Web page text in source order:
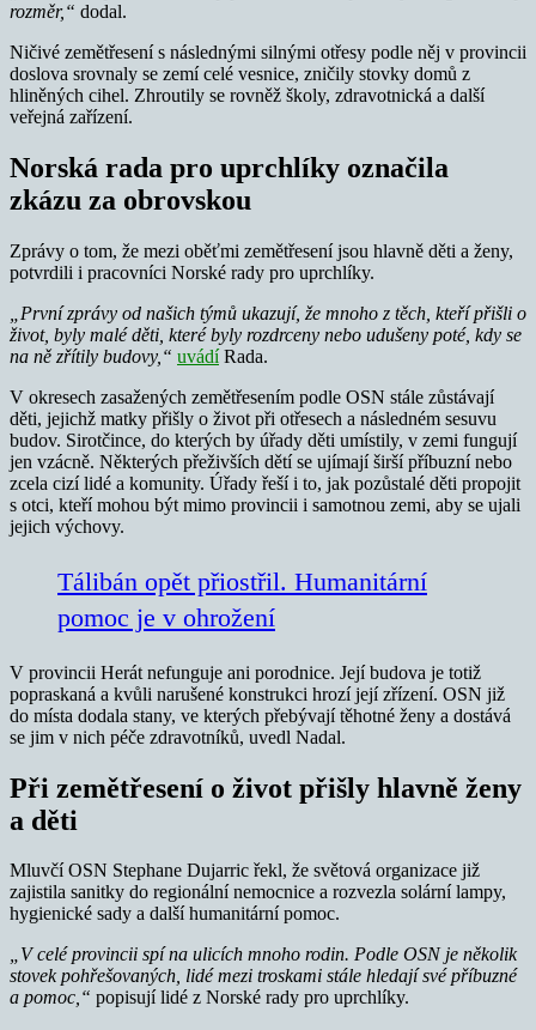
rozměr,“ dodal.
Ničivé zemětřesení s následnými silnými otřesy podle něj v provincii
doslova srovnaly se zemí celé vesnice, zničily stovky domů z
hliněných cihel. Zhroutily se rovněž školy, zdravotnická a další
veřejná zařízení.
Norská rada pro uprchlíky označila
zkázu za obrovskou
Zprávy o tom, že mezi oběťmi zemětřesení jsou hlavně děti a ženy,
potvrdili i pracovníci Norské rady pro uprchlíky.
„První zprávy od našich týmů ukazují, že mnoho z těch, kteří přišli o
život, byly malé děti, které byly rozdrceny nebo udušeny poté, kdy se
na ně zřítily budovy,“ uvádíRada.
V okresech zasažených zemětřesením podle OSN stále zůstávají
děti, jejichž matky přišly o život při otřesech a následném sesuvu
budov. Sirotčince, do kterých by úřady děti umístily, v zemi fungují
jen vzácně. Některých přeživších dětí se ujímají širší příbuzní nebo
zcela cizí lidé a komunity. Úřady řeší i to, jak pozůstalé děti propojit
s otci, kteří mohou být mimo provincii i samotnou zemi, aby se ujali
jejich výchovy.
Tálibán opět přiostřil. Humanitární
pomoc je v ohrožení
V provincii Herát nefunguje ani porodnice. Její budova je totiž
popraskaná a kvůli narušené konstrukci hrozí její zřízení. OSN již
do místa dodala stany, ve kterých přebývají těhotné ženy a dostává
se jim v nich péče zdravotníků, uvedl Nadal.
Při zemětřesení o život přišly hlavně ženy
a děti
Mluvčí OSN Stephane Dujarric řekl, že světová organizace již
zajistila sanitky do regionální nemocnice a rozvezla solární lampy,
hygienické sady a další humanitární pomoc.
„V celé provincii spí na ulicích mnoho rodin. Podle OSN je několik
stovek pohřešovaných, lidé mezi troskami stále hledají své příbuzné
a pomoc,“ popisují lidé z Norské rady pro uprchlíky.